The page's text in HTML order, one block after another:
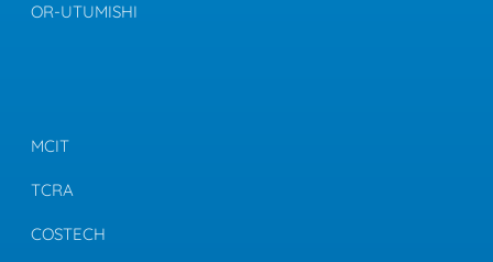
OR-UTUMISHI
MCIT
TCRA
COSTECH